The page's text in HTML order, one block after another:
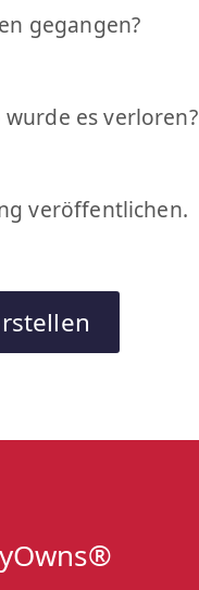
gegangen?
es verloren?
veröffentlichen.